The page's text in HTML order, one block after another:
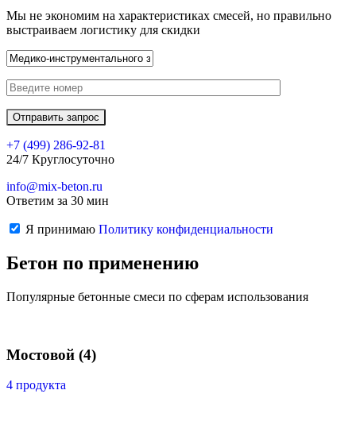
Мы не экономим на характеристиках смесей, но правильно
выстраиваем логистику для скидки
+7 (499) 286-92-81
24/7 Круглосуточно
info@mix-beton.ru
Ответим за 30 мин
Я принимаю Политику конфиденциальности
Бетон по применению
Популярные бетонные смеси по сферам использования
Мостовой (4)
4 продукта